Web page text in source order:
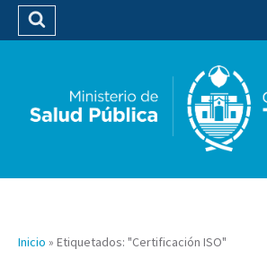
Biblioteca
Buscar
Inicio » Etiquetados: "Certificación ISO"